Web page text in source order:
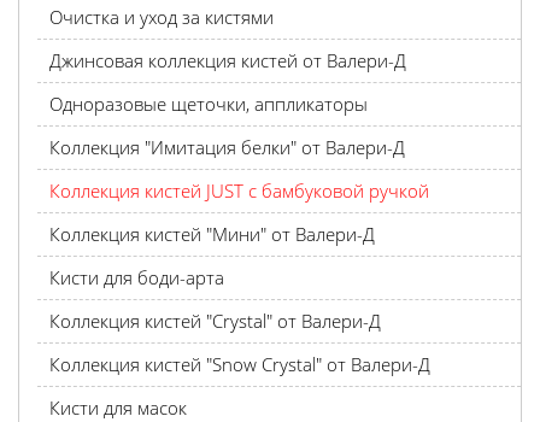
Очистка и уход за кистями
Джинсовая коллекция кистей от Валери-Д
Одноразовые щеточки, аппликаторы
Коллекция "Имитация белки" от Валери-Д
Коллекция кистей JUST с бамбуковой ручкой
Коллекция кистей "Мини" от Валери-Д
Кисти для боди-арта
Коллекция кистей "Crystal" от Валери-Д
Коллекция кистей "Snow Crystal" от Валери-Д
Кисти для масок